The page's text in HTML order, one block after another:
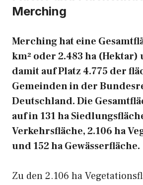
Merching
Merching hat eine
km² oder 2.483 ha
damit auf Platz 4.775 der
Gemeinden in der
Deutschland. Die
auf in 131 ha
Verkehrsfläche, 2.106 ha
und 152 ha Gewässerfläche.
Zu den 2.106 ha